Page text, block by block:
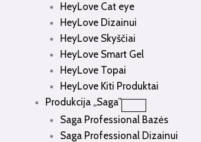
HeyLove Cat eye
HeyLove Dizainui
HeyLove Skyščiai
HeyLove Smart Gel
HeyLove Topai
HeyLove Kiti Produktai
Produkcija „Saga”
Saga Professional Bazės
Saga Professional Dizainui